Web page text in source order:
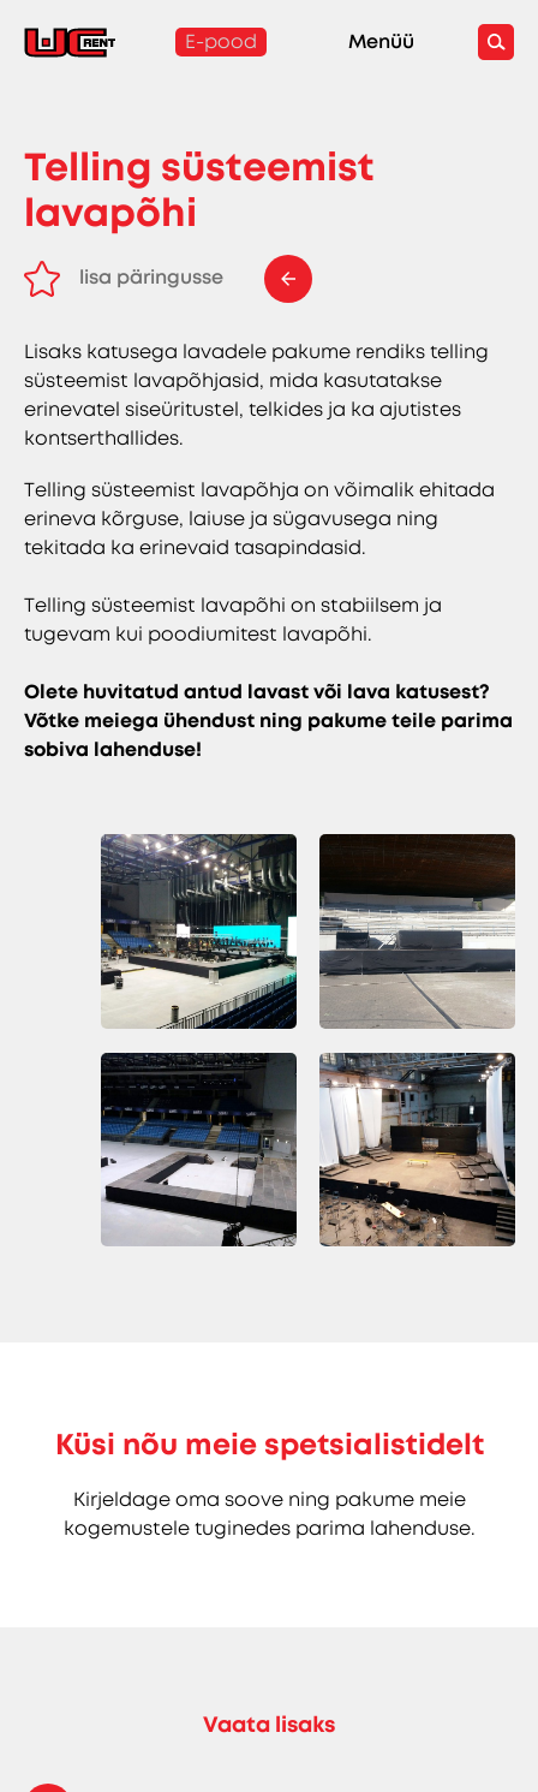
E-pood Menüü
Telling süsteemist
lavapõhi
lisa päringusse
Lisaks katusega lavadele pakume rendiks telling
süsteemist lavapõhjasid, mida kasutatakse
erinevatel siseüritustel, telkides ja ka ajutistes
kontserthallides.
Telling süsteemist lavapõhja on võimalik ehitada
erineva kõrguse, laiuse ja sügavusega ning
tekitada ka erinevaid tasapindasid.
Telling süsteemist lavapõhi on stabiilsem ja
tugevam kui poodiumitest lavapõhi.
Olete huvitatud antud lavast või lava katusest?
Võtke meiega ühendust ning pakume teile parima
sobiva lahenduse!
Küsi nõu meie spetsialistidelt
Kirjeldage oma soove ning pakume meie
kogemustele tuginedes parima lahenduse.
Vaata lisaks